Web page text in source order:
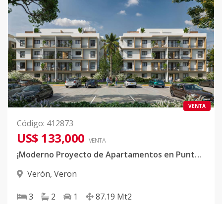
VENTA
Código: 412873
US$ 133,000 VENTA
¡Moderno Proyecto de Apartamentos en Punta Cana!
Verón, Veron
3 2 1 87.19 Mt2